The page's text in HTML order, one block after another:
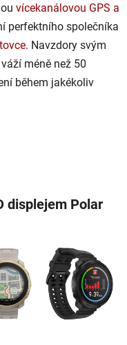
vícekanálovou GPS a
perfektního společníka
. Navzdory svým
méně než 50
během jakékoliv
displejem Polar